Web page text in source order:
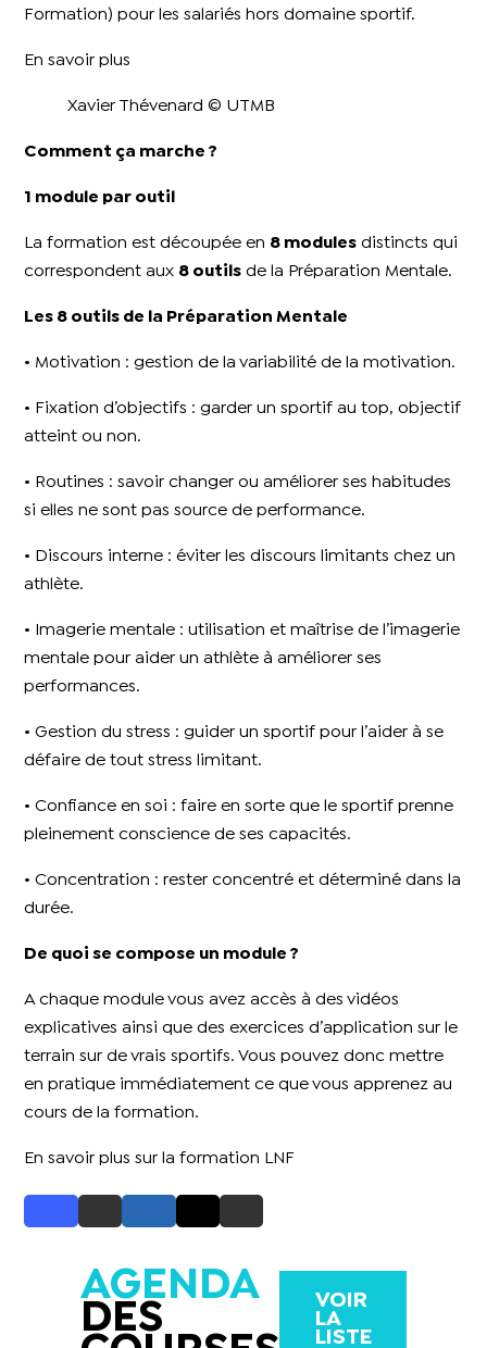
Formation) pour les salariés hors domaine sportif.
En savoir plus
Xavier Thévenard © UTMB
Comment ça marche ?
1 module par outil
La formation est découpée en 8 modules distincts qui
correspondent aux 8 outils de la Préparation Mentale.
Les 8 outils de la Préparation Mentale
• Motivation : gestion de la variabilité de la motivation.
• Fixation d’objectifs : garder un sportif au top, objectif
atteint ou non.
• Routines : savoir changer ou améliorer ses habitudes
si elles ne sont pas source de performance.
• Discours interne : éviter les discours limitants chez un
athlète.
• Imagerie mentale : utilisation et maîtrise de l’imagerie
mentale pour aider un athlète à améliorer ses
performances.
• Gestion du stress : guider un sportif pour l’aider à se
défaire de tout stress limitant.
• Confiance en soi : faire en sorte que le sportif prenne
pleinement conscience de ses capacités.
• Concentration : rester concentré et déterminé dans la
durée.
De quoi se compose un module ?
A chaque module vous avez accès à des vidéos
explicatives ainsi que des exercices d’application sur le
terrain sur de vrais sportifs. Vous pouvez donc mettre
en pratique immédiatement ce que vous apprenez au
cours de la formation.
En savoir plus sur la formation LNF
AGENDA
DES
VOIR
LA
LISTE